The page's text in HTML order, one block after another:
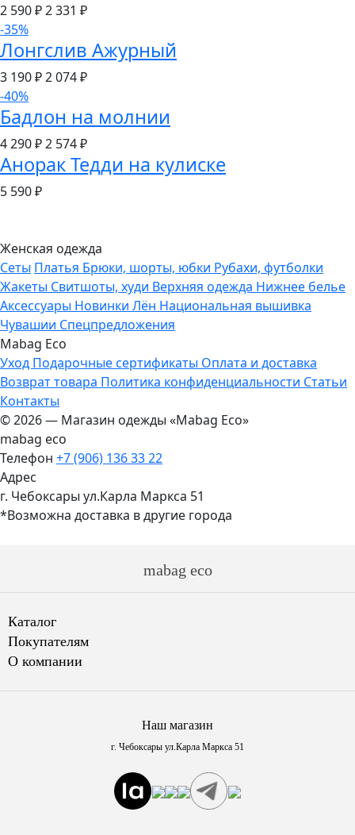
2 590 ₽2 331 ₽
-35%
Лонгслив Ажурный
3 190 ₽2 074₽
-40%
Бадлон на молнии
4 290 ₽2 574₽
Анорак Тедди на кулиске
5 590₽
Женская одежда
Сеты Платья Брюки, шорты, юбки Рубахи, футболки
Жакеты Свитшоты, худи Верхняя одежда Нижнее белье
Аксессуары Новинки Лён Национальная вышивка
Чувашии Спецпредложения
Mabag Eco
Уход Подарочные сертификаты Оплата и доставка
Возврат товара Политика конфиденциальности Статьи
Контакты
© 2026 — Магазин одежды «Mabag Eco»
mabag eco
Телефон +7 (906) 136 33 22
Адрес
г. Чебоксары ул.Карла Маркса 51
*Возможна доставка в другие города
mabag eco
Каталог
Покупателям
О компании
Наш магазин
г. Чебоксары ул.Карла Маркса 51